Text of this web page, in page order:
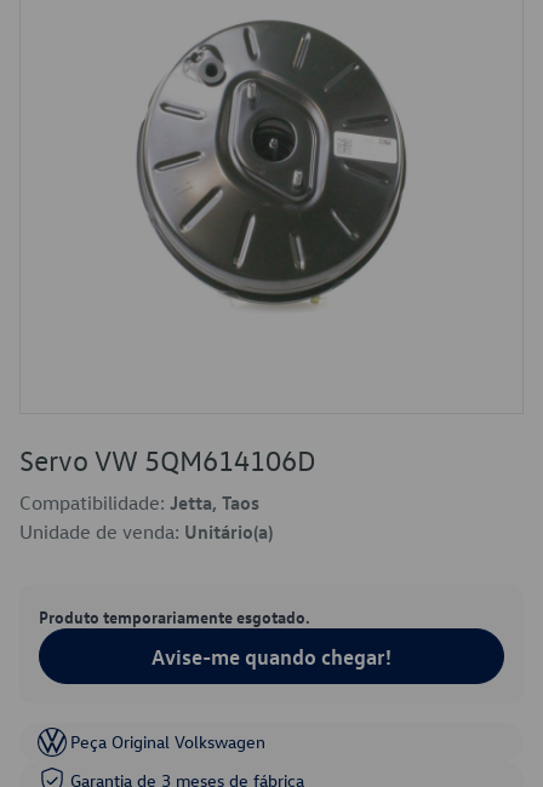
Servo VW 5QM614106D
Compatibilidade: Jetta, Taos
Unidade de venda: Unitário(a)
Produto temporariamente esgotado.
Avise-me quando chegar!
Peça Original Volkswagen
Garantia de 3 meses de fábrica